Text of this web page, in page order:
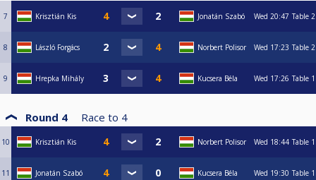
7 Krisztián Kis Jonatán Szabó Wed 20:47 Table 2
8 László Forgács Norbert Polisor Wed 17:23 Table 2
9 Hrepka Mihály Kucsera Béla Wed 17:26 Table 1
Round 4 Race to 4
10 Krisztián Kis Norbert Polisor Wed 18:44 Table 1
11 Jonatán Szabó Kucsera Béla Wed 19:30 Table 1